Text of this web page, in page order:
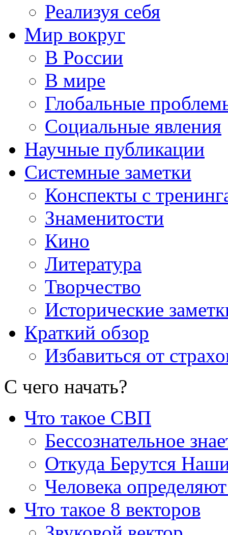
Реализуя себя
Мир вокруг
В России
В мире
Глобальные
Социальные явления
Научные публикации
Системные заметки
Конспекты с
Знаменитости
Кино
Литература
Творчество
Исторические
Краткий обзор
Избавиться от
С чего начать?
Что такое СВП
Бессознательное
Откуда Берутся
Человека
Что такое 8 векторов